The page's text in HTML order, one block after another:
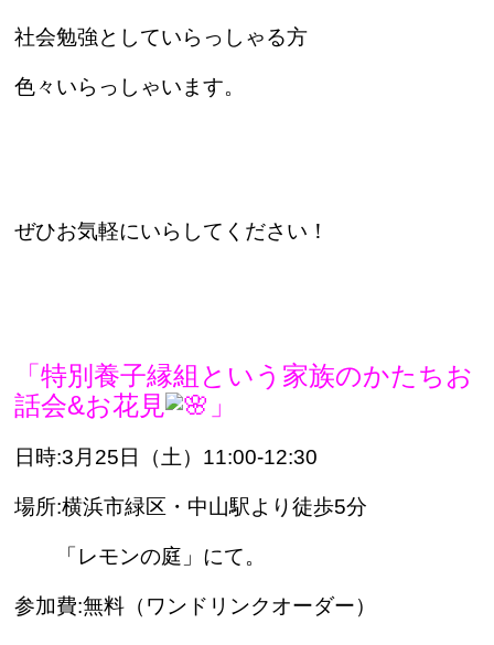
社会勉強としていらっしゃる方
色々いらっしゃいます。
ぜひお気軽にいらしてください！
「特別養子縁組という家族のかたちお
話会&お花見
」
日時:3月25日（土）11:00-12:30
場所:横浜市緑区・中山駅より徒歩5分
「レモンの庭」にて。
参加費:無料（ワンドリンクオーダー）